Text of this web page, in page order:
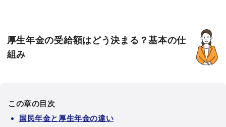
厚生年金の受給額はどう決まる？基本の仕
組み
この章の目次
国民年金と厚生年金の違い